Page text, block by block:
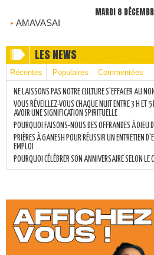
MARDI 8
AMAVASAI
LES NEWS
Récentes Populaires Commentées
NE LAISSONS PAS NOTRE CULTURE S'EFFACER AU
VOUS RÉVEILLEZ-VOUS CHAQUE NUIT ENTRE 3 H ET 5
AVOIR UNE SIGNIFICATION SPIRITUELLE
POURQUOI FAISONS-NOUS DES OFFRANDES À DIEU
PRIÈRES À GANESH POUR RÉUSSIR UN ENTRETIEN
EMPLOI
POURQUOI CÉLÉBRER SON ANNIVERSAIRE SELON LE